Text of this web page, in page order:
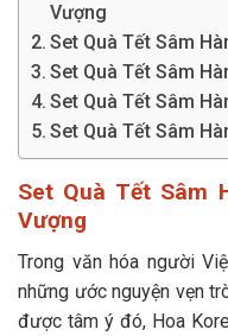
Vượng
Set Quà Tết Sâm
Set Quà Tết Sâm
Set Quà Tết Sâm
Set Quà Tết Sâm
Set Quà Tết Sâm
Vượng
Trong văn hóa người
những ước nguyện vẹn
được tâm ý đó, Hoa